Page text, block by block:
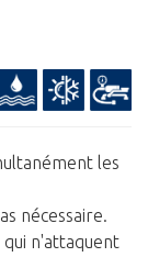
les
nécessaire.
qui n'attaquent